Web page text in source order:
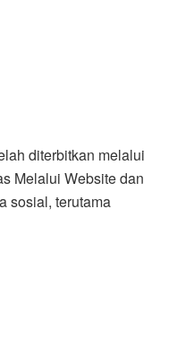
diterbitkan melalui
Melalui Website dan
sosial, terutama